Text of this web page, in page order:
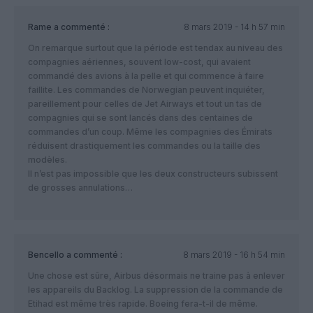
Rame a commenté :
8 mars 2019 - 14 h 57 min
On remarque surtout que la période est tendax au niveau des
compagnies aériennes, souvent low-cost, qui avaient
commandé des avions à la pelle et qui commence à faire
faillite. Les commandes de Norwegian peuvent inquiéter,
pareillement pour celles de Jet Airways et tout un tas de
compagnies qui se sont lancés dans des centaines de
commandes d’un coup. Même les compagnies des Émirats
réduisent drastiquement les commandes ou la taille des
modèles.
Il n’est pas impossible que les deux constructeurs subissent
de grosses annulations…
Bencello a commenté :
8 mars 2019 - 16 h 54 min
Une chose est sûre, Airbus désormais ne traine pas à enlever
les appareils du Backlog. La suppression de la commande de
Etihad est même très rapide. Boeing fera-t-il de même.